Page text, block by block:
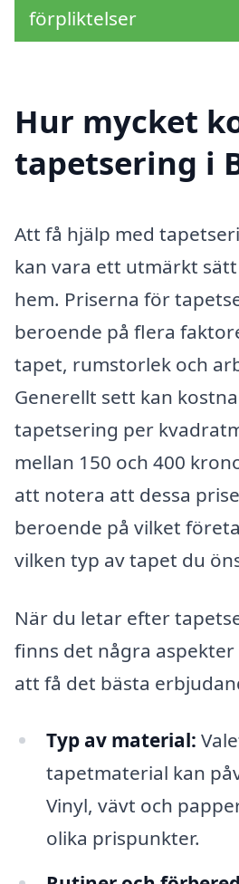
förpliktelser
Hur mycket
tapetsering i
Att få hjälp med
kan vara ett utmärkt
hem. Priserna för
beroende på flera
tapet, rumstorlek och
Generellt sett kan
tapetsering per
mellan 150 och 400
att notera att dessa
beroende på vilket
vilken typ av tapet du
När du letar efter
finns det några
att få det bästa
Typ av material:
tapetmaterial kan
Vinyl, vävt och
olika prispunkter.